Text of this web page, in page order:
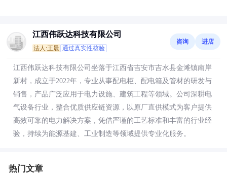
江西伟跃达科技有限公司
法人:王晨 通过真实性核验
咨询 进店
江西伟跃达科技有限公司坐落于江西省吉安市吉水县金滩镇南岸
新村，成立于2022年，专业从事配电柜、配电箱及管材的研发与
销售，产品广泛应用于电力设施、建筑工程等领域。公司深耕电
气设备行业，整合优质供应链资源，以原厂直供模式为客户提供
高效可靠的电力解决方案，凭借严谨的工艺标准和丰富的行业经
验，持续为能源基建、工业制造等领域提供专业化服务。
热门文章